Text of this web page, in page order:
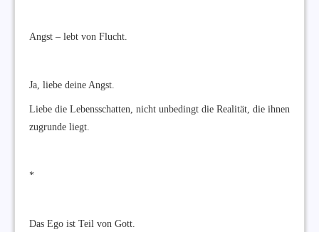
Angst – lebt von Flucht.
Ja, liebe deine Angst.
Liebe die Lebensschatten, nicht unbedingt die Realität, die ihnen
zugrunde liegt.
*
Das Ego ist Teil von Gott.